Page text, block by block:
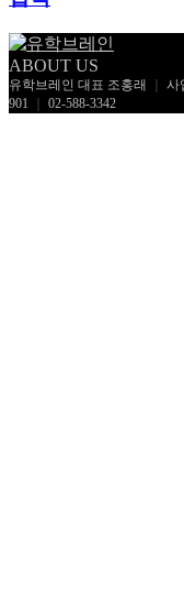
ABOUT US
유학브레인 대표 조홍래 사
901
02-588-3342